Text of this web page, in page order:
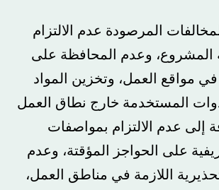
المرصودة عدم الالتزام
المشروع، وعدم المحافظة على
في مواقع العمل، وتخزين المواد
المستخدمة خارج نطاق العمل
إلى عدم الالتزام بمواصفات
على الحواجز المؤقتة، وعدم
اللازمة في مناطق العمل،